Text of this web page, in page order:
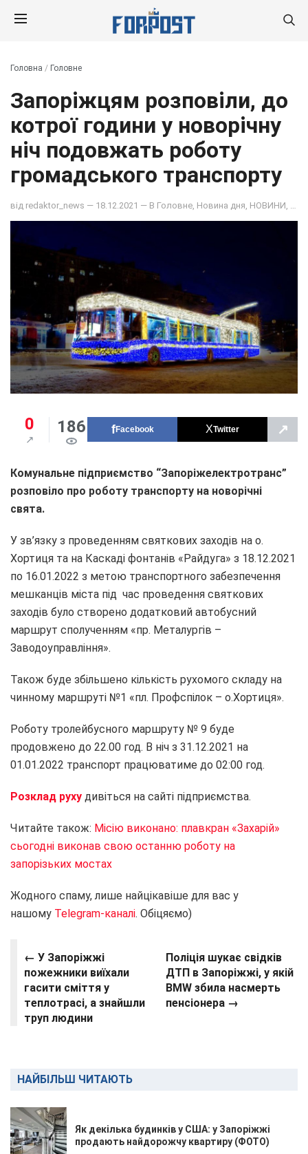
Головна / Головне
Запоріжцям розповіли, до
котрої години у новорічну
ніч подовжать роботу
громадського транспорту
від redaktor_news — 18.12.2021 — В Головне Новина дня НОВИНИ
0 186 Facebook Twitter ↗
Комунальне підприємство “Запоріжелектротранс”
розповіло про роботу транспорту на новорічні
свята.
У зв’язку з проведенням святкових заходів на о.
Хортиця та на Каскаді фонтанів «Райдуга» з 18.12.2021
по 16.01.2022 з метою транспортного забезпечення
мешканців міста під час проведення святкових
заходів було створено додатковий автобусний
маршрут сполученням «пр. Металургів –
Заводоуправління».
Також буде збільшено кількість рухомого складу на
чинному маршруті №1 «пл. Профспілок – о.Хортиця».
Роботу тролейбусного маршруту № 9 буде
продовжено до 22.00 год. В ніч з 31.12.2021 на
01.01.2022 транспорт працюватиме до 02:00 год.
Розклад руху дивіться на сайті підприємства.
Читайте також: Місію виконано: плавкран «Захарій»
сьогодні виконав свою останню роботу на
запорізьких мостах
Жодного спаму, лише найцікавіше для вас у
нашому Telegram-каналі. Обіцяємо)
← У Запоріжжі
пожежники виїхали
гасити сміття у
теплотрасі, а знайшли
труп людини
Поліція шукає свідків
ДТП в Запоріжжі, у якій
BMW збила насмерть
пенсіонера →
НАЙБІЛЬШ ЧИТАЮТЬ
Як декілька будинків у США: у Запоріжжі
продають найдорожчу квартиру (ФОТО)